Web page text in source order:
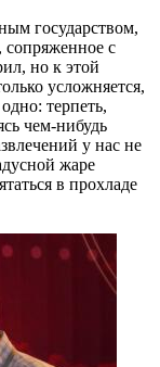
государством,
сопряженное с
но к этой
усложняется,
терпеть,
чем-нибудь
у нас не
жаре
в прохладе